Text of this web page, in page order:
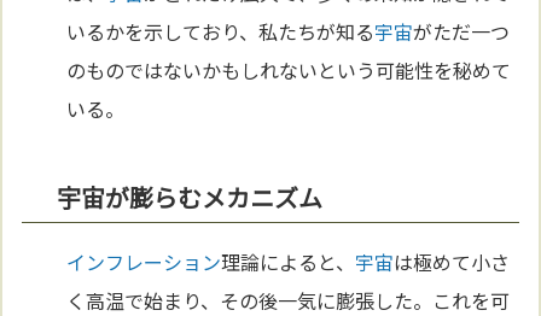
いるかを示しており、私たちが知る宇宙がただ一つ
のものではないかもしれないという可能性を秘めて
いる。
宇宙が膨らむメカニズム
インフレーション理論によると、 宇宙は極めて小さ
く高温で始まり、その後一気に膨張した。これを可